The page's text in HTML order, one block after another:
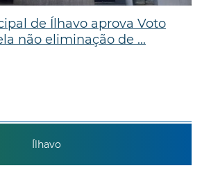
de Ílhavo aprova Voto
não eliminação de ...
Ílhavo